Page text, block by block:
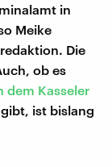
in
Meike
Die
ob es
dem Kasseler
gibt, ist bislang